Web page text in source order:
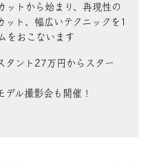
ットから始まり、再現性の
ット、幅広いテクニックを1
をおこないます
タント27万円からスター
ル撮影会も開催！